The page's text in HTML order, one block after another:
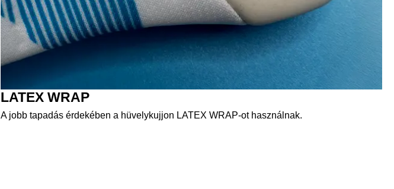
LATEX WRAP
A jobb tapadás érdekében a hüvelykujjon LATEX WRAP-ot használnak.